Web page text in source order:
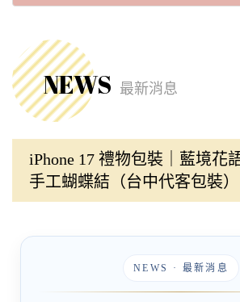
NEWS 最新消息
iPhone 17 禮物包裝｜藍境花
手工蝴蝶結（台中代客包裝）
NEWS · 最新消息